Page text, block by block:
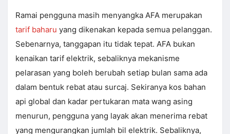
Ramai pengguna masih menyangka AFA merupakan
tarif baharu yang dikenakan kepada semua pelanggan.
Sebenarnya, tanggapan itu tidak tepat. AFA bukan
kenaikan tarif elektrik, sebaliknya mekanisme
pelarasan yang boleh berubah setiap bulan sama ada
dalam bentuk rebat atau surcaj. Sekiranya kos bahan
api global dan kadar pertukaran mata wang asing
menurun, pengguna yang layak akan menerima rebat
yang mengurangkan jumlah bil elektrik. Sebaliknya,